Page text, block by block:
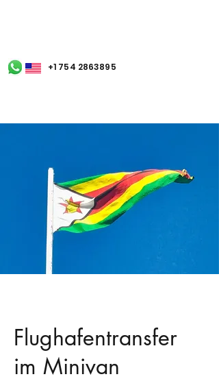
+1 754 2863895
Flughafentransfer
im Minivan